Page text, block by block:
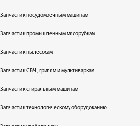
Запчасти к посудомоечным машинам
Запчасти к промышленным мясорубкам
Запчасти к пылесосам
Запчасти к СВЧ , грилям и мультиваркам
Запчасти к стиральным машинам
Запчасти к технологическому оборудованию